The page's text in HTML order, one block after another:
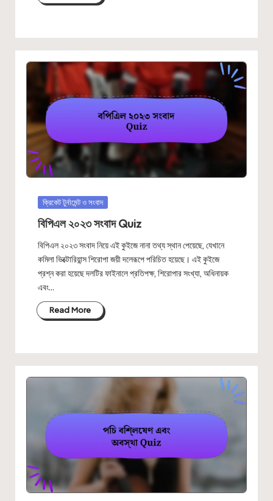
Posted
ক্রিকেট টুর্নামেন্ট ও সংবাদ
বিপিএল ২০২৩ সংবাদ Quiz
বিপিএল ২০২৩ সংবাদ নিয়ে এই কুইজে নানা তথ্য স্থান পেয়েছে, যেখানে
কমিলা ভিক্টোরিয়ান্স শিরোপা জয়ী দলেরূপে পরিচিত হয়েছে। এই কুইজে
প্রশ্ন করা হয়েছে দলটির ফাইনালে প্রতিপক্ষ, শিরোপার সংখ্যা, অধিনায়ক
এবং…
Read More